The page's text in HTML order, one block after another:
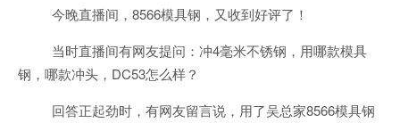
今晚直播间，8566模具钢，又收到好评了！
当时直播间有网友提问：冲4毫米不锈钢，用哪款模具
钢，哪款冲头，DC53怎么样？
回答正起劲时，有网友留言说，用了吴总家8566模具钢